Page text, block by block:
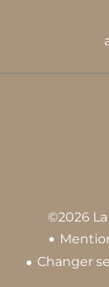
©2026
Changer